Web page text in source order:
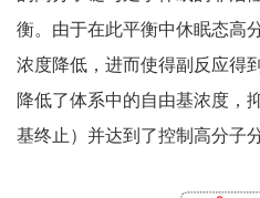
衡。由于在此平衡中休眠态高
浓度降低，进而使得副反应得
降低了体系中的自由基浓度，
基终止）并达到了控制高分子